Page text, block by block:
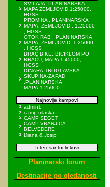
SVILAJA, PLANINARSKA
MAPA ZEMLJOVID,1:25000,
HGSS
PROMINA , PLANINARSKA
MAPA, ZEMLJOVID , 1:25000
, HGSS
OTOK RAB , PLANINARSKA
MAPA, ZEMLJOVID, 1:25000
, HGSS
BRAČ BIKE, BICIKLOM PO
BRAČU, MAPA 1:45000,
HGSS
DINARA-TROGLAVSKA
SKUPINA-ZAPAD
,PLANINARSKA
MAPA,1:25000
Najnovije kampovi
admin1
camp mlaska
CAMP SEGET
CAMP VRANJICA
BELVEDERE
Diana & Josip
Interesantni linkovi
Planinarski forum
Destinacije po gledanosti